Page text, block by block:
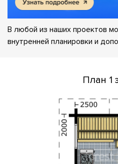
В любой из наших проектов
внутренней планировки и
План 1